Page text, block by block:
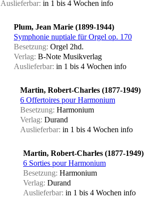
Auslieferbar: in 1 bis 4 Wochen info
Plum, Jean Marie (1899-1944)
Symphonie nuptiale für Orgel op. 170
Besetzung: Orgel 2hd.
Verlag: B-Note Musikverlag
Auslieferbar: in 1 bis 4 Wochen info
Martin, Robert-Charles (1877-1949)
6 Offertoires pour Harmonium
Besetzung: Harmonium
Verlag: Durand
Auslieferbar: in 1 bis 4 Wochen info
Martin, Robert-Charles (1877-1949)
6 Sorties pour Harmonium
Besetzung: Harmonium
Verlag: Durand
Auslieferbar: in 1 bis 4 Wochen info